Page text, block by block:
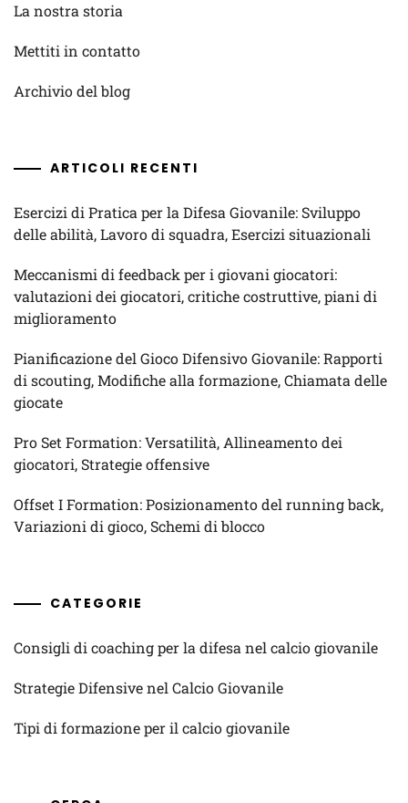
La nostra storia
Mettiti in contatto
Archivio del blog
ARTICOLI RECENTI
Esercizi di Pratica per la Difesa Giovanile: Sviluppo
delle abilità, Lavoro di squadra, Esercizi situazionali
Meccanismi di feedback per i giovani giocatori:
valutazioni dei giocatori, critiche costruttive, piani di
miglioramento
Pianificazione del Gioco Difensivo Giovanile: Rapporti
di scouting, Modifiche alla formazione, Chiamata delle
giocate
Pro Set Formation: Versatilità, Allineamento dei
giocatori, Strategie offensive
Offset I Formation: Posizionamento del running back,
Variazioni di gioco, Schemi di blocco
CATEGORIE
Consigli di coaching per la difesa nel calcio giovanile
Strategie Difensive nel Calcio Giovanile
Tipi di formazione per il calcio giovanile